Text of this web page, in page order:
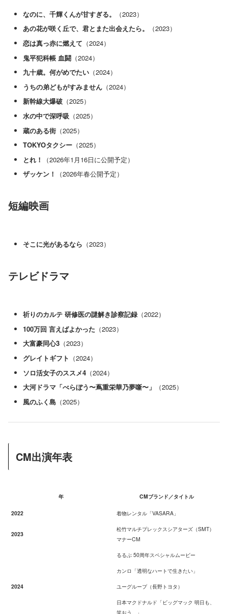
なのに、千輝くんが甘すぎる。
（2023）
あの花が咲く丘で、君とまた出会えたら。
（2023）
恋は真っ赤に燃えて （2024）
鬼平犯科帳 血闘（2024）
九十歳。何がめでたい（2024）
うちの弟どもがすみません（2024）
新幹線大爆破（2025）
水の中で深呼吸 （2025）
蔵のある街（2025）
TOKYOタクシー（2025）
とれ！
（2026年1月16日に公開予定）
ザッケン！
（2026年春公開予定）
短編映画
そこに光があるなら （2023）
テレビドラマ
祈りのカルテ 研修医の謎解き診察記録（2022）
100万回 言えばよかった （2023）
大富豪同心3（2023）
グレイトギフト （2024）
ソロ活女子のススメ4（2024）
大河ドラマ「べらぼう〜蔦重栄華乃夢噺〜」
（2025）
風のふく島 （2025）
CM出演年表
年 CMブランド／タイトル
2022 着物レンタル「VASARA」
2023
松竹マルチプレックスシアターズ（SMT）
マナーCM
るるぶ 50周年スペシャルムービー
カンロ「透明なハートで生きたい」
2024 ユーグループ（長野トヨタ）
日本マクドナルド「ビッグマック 明日も、
笑おう。」